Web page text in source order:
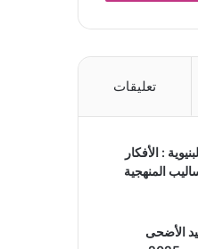
تعليقات
: الأفكار
المنهجية
الأضحى